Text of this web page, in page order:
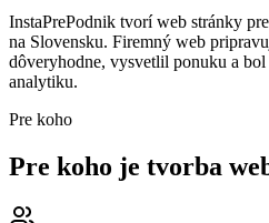
InstaPrePodnik tvorí web stránky
na Slovensku. Firemný web
dôveryhodne, vysvetlil ponuku a
analytiku.
Pre koho
Pre koho je tvorba